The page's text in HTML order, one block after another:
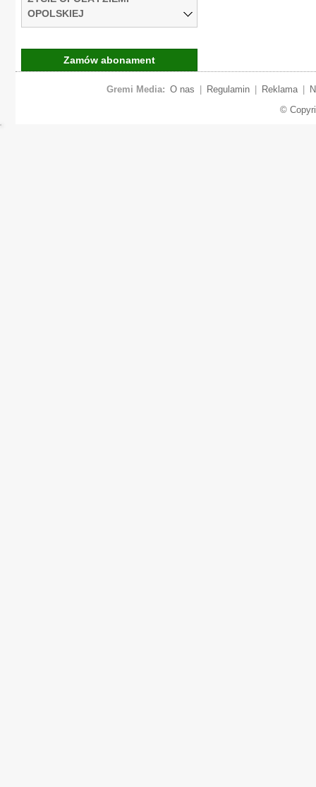
OPOLSKIEJ
Zamów abonament
Gremi Media: O nas Regulamin Reklama
©